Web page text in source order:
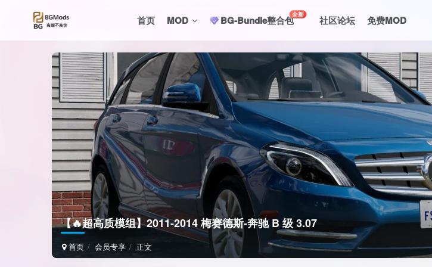
首页 MOD BG-Bundle整合包全新 社区论坛 免费MOD
【🔥超高质模组】2011-2014 梅赛德斯-奔驰 B 级 3.07
首页 会员专享 正文